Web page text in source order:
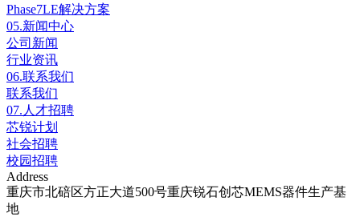
Phase7LE解决方案
05.新闻中心
公司新闻
行业资讯
06.联系我们
联系我们
07. 人才招聘
芯锐计划
社会招聘
校园招聘
Address
重庆市北碚区方正大道500号重庆锐石创芯MEMS器件生产基
地